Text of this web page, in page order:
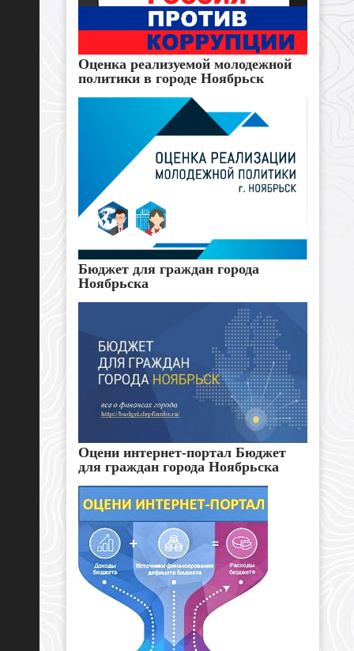
Оценка реализуемой молодежной
политики в городе Ноябрьск
Бюджет для граждан города
Ноябрьска
Оцени интернет-портал Бюджет
для граждан города Ноябрьска